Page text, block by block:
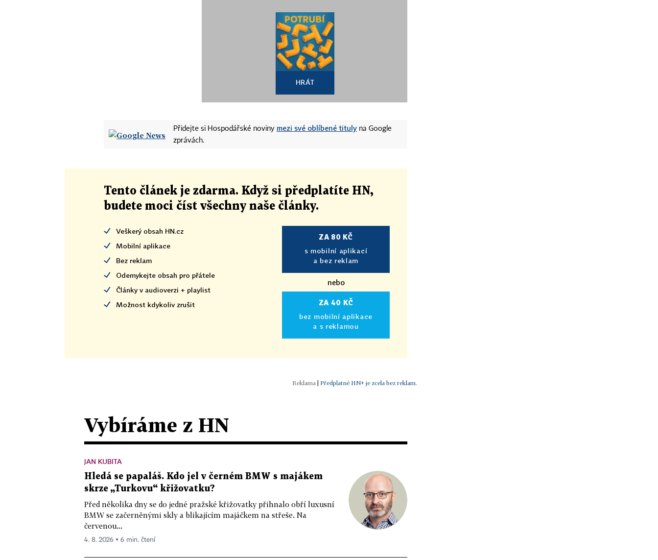
HRÁT
Přidejte si Hospodářské noviny mezi své oblíbené tituly na Google
zprávách.
Tento článek je zdarma. Když si předplatíte HN,
budete moci číst všechny naše články.
Veškerý obsah HN.cz
Mobilní aplikace
Bez reklam
Odemykejte obsah pro přátele
Články v audioverzi + playlist
Možnost kdykoliv zrušit
ZA 80 KČ
s mobilní aplikací
a bez reklam
nebo
ZA 40 KČ
bez mobilní aplikace
a s reklamou
| Předplatné HN+ je zcela bez reklam.
Vybíráme z HN
JAN KUBITA
Hledá se papaláš. Kdo jel v černém BMW s majákem
skrze „Turkovu“ křižovatku?
Před několika dny se do jedné pražské křižovatky přihnalo obří luxusní
BMW se začerněnými skly a blikajícím majáčkem na střeše. Na
červenou...
4. 8. 2026 ▪ 6 min. čtení